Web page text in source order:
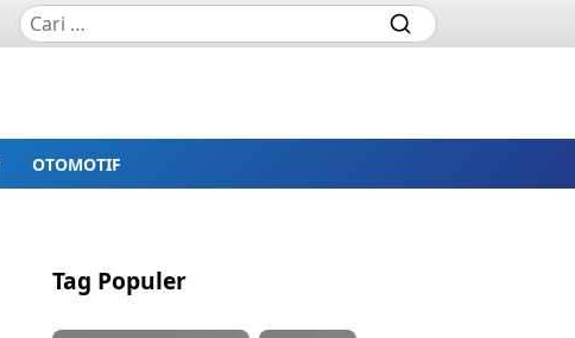
OTOMOTIF
Tag Populer